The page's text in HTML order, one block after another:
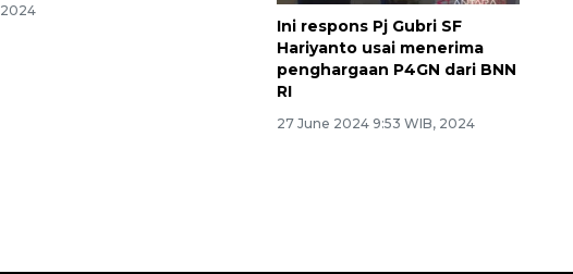
2024
Ini respons Pj Gubri SF
Hariyanto usai menerima
penghargaan P4GN dari BNN
RI
27 June 2024 9:53 WIB, 2024